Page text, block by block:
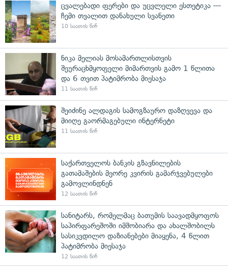
ცვალებადი ფერები და უცვლელი ესთეტიკა —
ჩემი თვალით დანახული სვანეთი
10 საათის წინ
ნიკა მელიას მოსამართლისთვის
შეურაცხმყოფელი მიმართვის გამო 1 წლითა
და 6 თვით პატიმრობა მიესაჯა
11 საათის წინ
შეიძინე ალდაგის სამოგზაურო დაზღვევა და
მიიღე გაორმაგებული ინტერნეტი
11 საათის წინ
საქართველოს ბანკის გზავნილების
გათამაშების მეორე კვირის გამარჯვებულები
გამოვლინდნენ
12 საათის წინ
სანიტარს, რომელმაც ბათუმის საავადმყოფოს
საპირფარეშოში იმშობიარა და ახალშობილს
სასიკვდილო დაზიანებები მიაყენა, 4 წლით
პატიმრობა მიესაჯა
12 საათის წინ